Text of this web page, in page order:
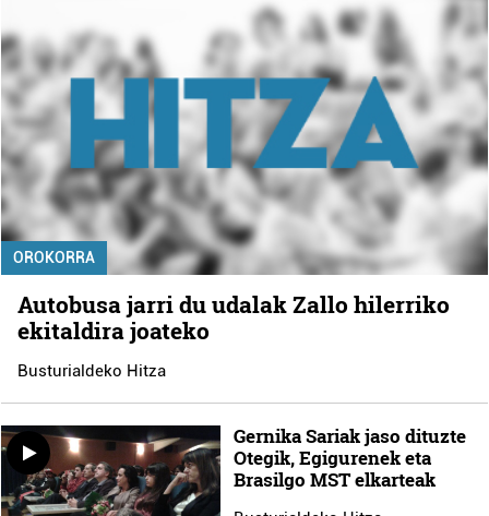
OROKORRA
Autobusa jarri du udalak Zallo hilerriko
ekitaldira joateko
Busturialdeko Hitza
Gernika Sariak jaso dituzte
Otegik, Egigurenek eta
Brasilgo MST elkarteak